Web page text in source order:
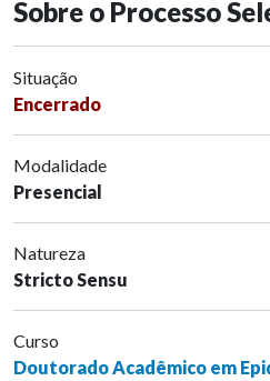
Sobre o Processo
Situação
Encerrado
Modalidade
Presencial
Natureza
Stricto Sensu
Curso
Doutorado Acadêmico em